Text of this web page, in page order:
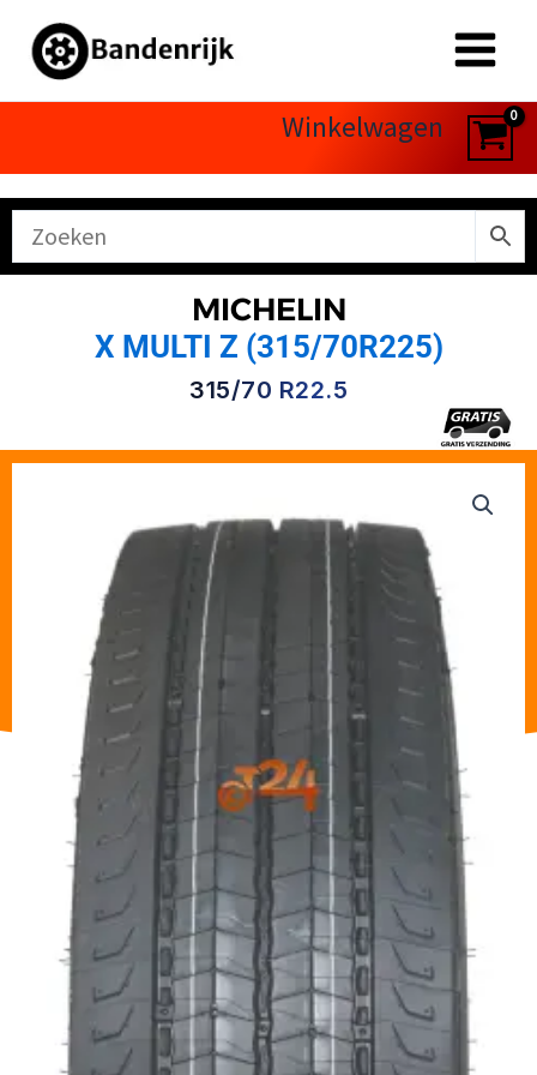
naar
Winkelwagen
MICHELIN
X MULTI Z (315/70R225)
315/70 R22.5